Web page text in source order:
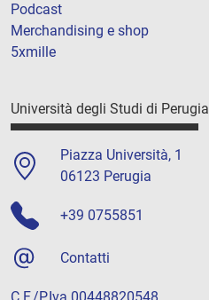
Podcast
Merchandising e shop
5xmille
Università degli Studi di Perugia
Piazza Università, 1
06123 Perugia
+39 0755851
Contatti
C.F./P.Iva 00448820548